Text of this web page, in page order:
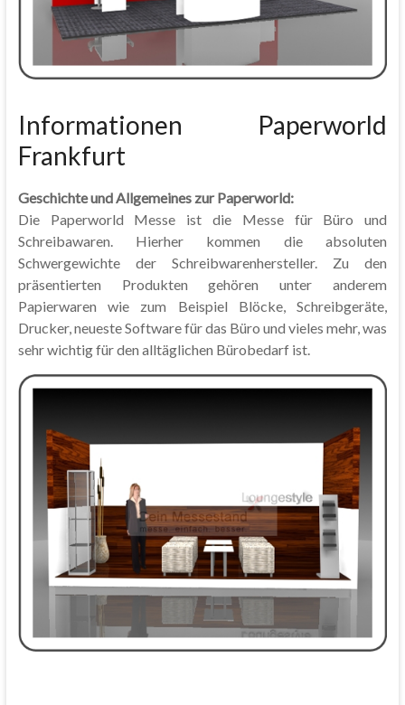
Informationen Paperworld
Frankfurt
Geschichte und Allgemeines zur Paperworld:
Die Paperworld Messe ist die Messe für Büro und
Schreibawaren. Hierher kommen die absoluten
Schwergewichte der Schreibwarenhersteller. Zu den
präsentierten Produkten gehören unter anderem
Papierwaren wie zum Beispiel Blöcke, Schreibgeräte,
Drucker, neueste Software für das Büro und vieles mehr, was
sehr wichtig für den alltäglichen Bürobedarf ist.